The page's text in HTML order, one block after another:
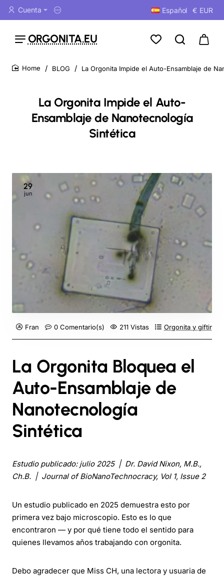
Cuenta Español € EUR
ORGONITA.EU
La Orgonita Impide el Auto-
Ensamblaje de Nanotecnología
Sintética
BLOG La Orgonita Impide el Auto-Ensamblaje de
29
jun
Fran 0 Comentario(s) 211 Vistas Orgonita y gifting
La Orgonita Bloquea el
Auto-Ensamblaje de
Nanotecnología
Sintética
Estudio publicado: julio 2025 | Dr. David Nixon, M.B.,
Ch.B. | Journal of BioNanoTechnocracy, Vol 1, Issue 2
Un estudio publicado en 2025 demuestra esto por
primera vez bajo microscopio. Esto es lo que
encontraron — y por qué tiene todo el sentido para
quienes llevamos años trabajando con orgonita.
Debo agradecer que Miss CH, una lectora y usuaria de